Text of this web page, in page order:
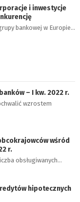
i inwestycje
bankowej w Europie…
– I kw. 2022 r.
wzrostem
wśród
r.
obsługiwanych…
hipotecznych